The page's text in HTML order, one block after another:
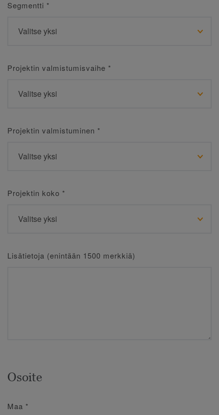
Segmentti *
Projektin valmistumisvaihe *
Projektin valmistuminen *
Projektin koko *
Lisätietoja (enintään 1500 merkkiä)
Osoite
Maa *